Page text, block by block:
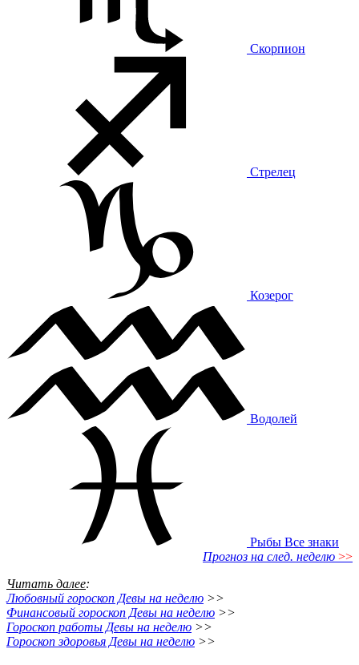
Скорпион
Стрелец
Козерог
Водолей
Рыбы Все знаки
Прогноз на след. неделю >>
Читать далее:
Любовный гороскоп Девы на неделю >>
Финансовый гороскоп Девы на неделю >>
Гороскоп работы Девы на неделю >>
Гороскоп здоровья Девы на неделю >>